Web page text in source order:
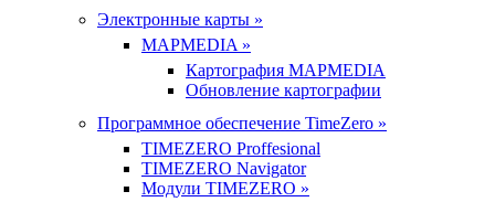
Электронные карты »
MAPMEDIA »
Картография MAPMEDIA
Обновление картографии
Программное обеспечение TimeZero »
TIMEZERO Proffesional
TIMEZERO Navigator
Модули TIMEZERO »